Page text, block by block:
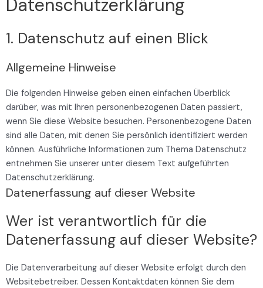
Datenschutz­erklärung
1. Datenschutz auf einen Blick
Allgemeine Hinweise
Die folgenden Hinweise geben einen einfachen Überblick
darüber, was mit Ihren personenbezogenen Daten passiert,
wenn Sie diese Website besuchen. Personenbezogene Daten
sind alle Daten, mit denen Sie persönlich identifiziert werden
können. Ausführliche Informationen zum Thema Datenschutz
entnehmen Sie unserer unter diesem Text aufgeführten
Datenschutzerklärung.
Datenerfassung auf dieser Website
Wer ist verantwortlich für die
Datenerfassung auf dieser Website?
Die Datenverarbeitung auf dieser Website erfolgt durch den
Websitebetreiber. Dessen Kontaktdaten können Sie dem